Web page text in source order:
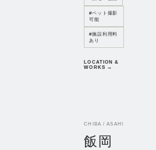
#ペット撮影
可能
#施設利用料
あり
LOCATION &
WORKS →
CHIBA / ASAHI
飯岡